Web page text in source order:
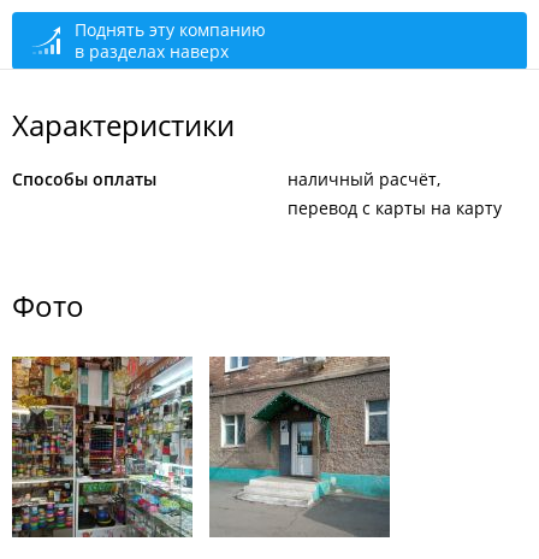
Поднять эту компанию
в разделах наверх
Характеристики
Способы оплаты
наличный расчёт
перевод с карты на карту
Фото